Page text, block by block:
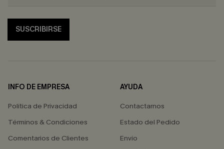
SUSCRIBIRSE
INFO DE EMPRESA
Política de Privacidad
Términos & Condiciones
Comentarios de Clientes
AYUDA
Contactarnos
Estado del Pedido
Envío